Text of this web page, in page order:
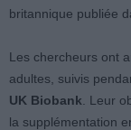
britannique publiée
Les chercheurs ont
adultes, suivis
UK Biobank . Leur
la supplémentation